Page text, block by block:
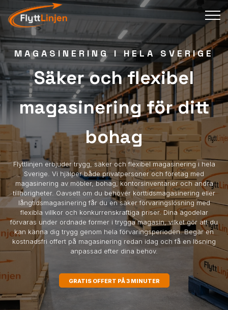
MAGASINERING I HELA SVERIGE
Säker och flexibel
magasinering för ditt
bohag
Flyttlinjen erbjuder trygg, säker och flexibel magasinering i hela
Sverige. Vi hjälper både privatpersoner och företag med
magasinering av möbler, bohag, kontorsinventarier och andra
tillhörigheter. Oavsett om du behöver korttidsmagasinering eller
långtidsmagasinering får du en säker förvaringslösning med
flexibla villkor och konkurrenskraftiga priser. Dina ägodelar
förvaras under ordnade former i trygga magasin, vilket gör att du
kan känna dig trygg genom hela förvaringsperioden. Begär en
kostnadsfri offert på magasinering redan idag och få en lösning
anpassad efter dina behov.
GRATIS OFFERT PÅ 3 MINUTER